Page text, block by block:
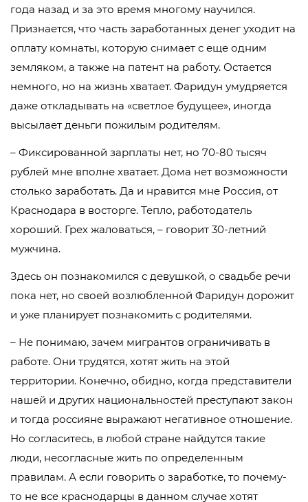
года назад и за это время многому научился.
Признается, что часть заработанных денег уходит на
оплату комнаты, которую снимает с еще одним
земляком, а также на патент на работу. Остается
немного, но на жизнь хватает. Фаридун умудряется
даже откладывать на «светлое будущее», иногда
высылает деньги пожилым родителям.
– Фиксированной зарплаты нет, но 70-80 тысяч
рублей мне вполне хватает. Дома нет возможности
столько заработать. Да и нравится мне Россия, от
Краснодара в восторге. Тепло, работодатель
хороший. Грех жаловаться, – говорит 30-летний
мужчина.
Здесь он познакомился с девушкой, о свадьбе речи
пока нет, но своей возлюбленной Фаридун дорожит
и уже планирует познакомить с родителями.
– Не понимаю, зачем мигрантов ограничивать в
работе. Они трудятся, хотят жить на этой
территории. Конечно, обидно, когда представители
нашей и других национальностей преступают закон
и тогда россияне выражают негативное отношение.
Но согласитесь, в любой стране найдутся такие
люди, несогласные жить по определенным
правилам. А если говорить о заработке, то почему-
то не все краснодарцы в данном случае хотят